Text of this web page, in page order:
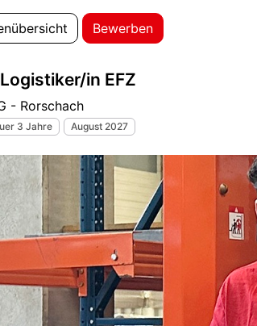
Bewerben
in EFZ
- Rorschach
3 Jahre August 2027